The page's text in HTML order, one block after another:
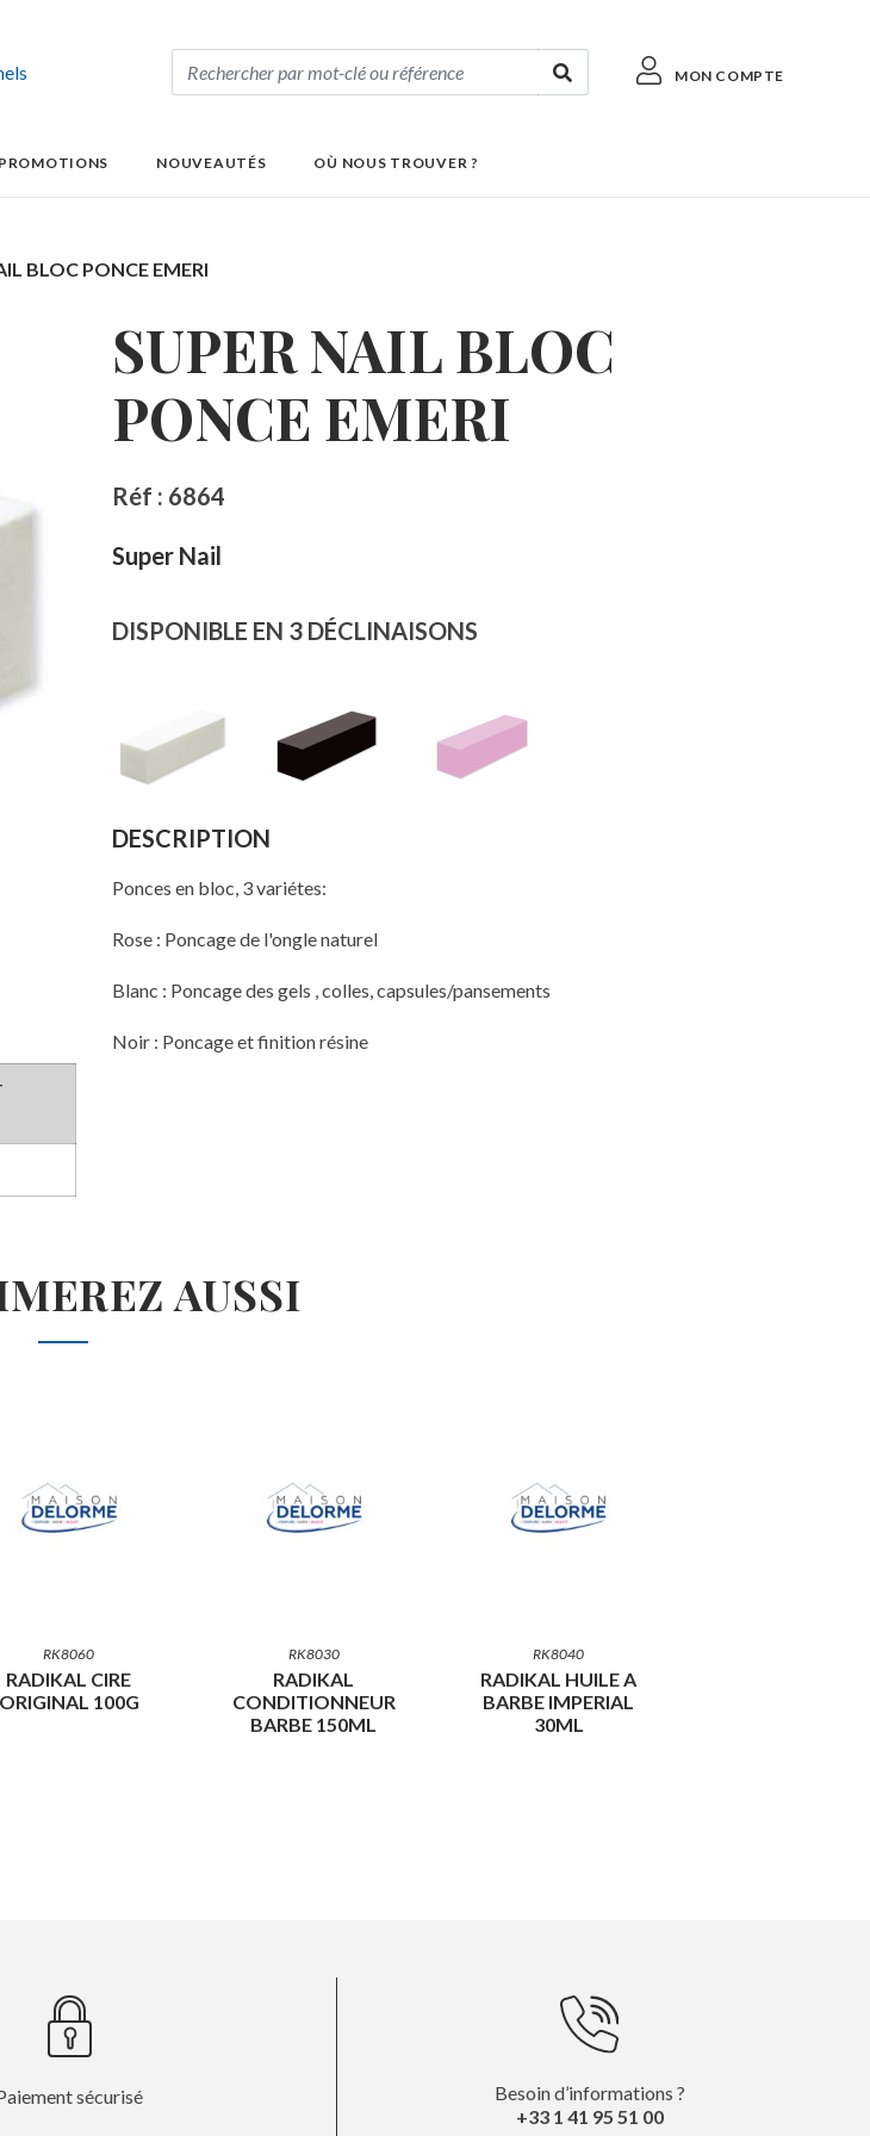
MON COMPTE
PROMOTIONS NOUVEAUTÉS OÙ NOUS TROUVER ?
BLOC PONCE EMERI
SUPER NAIL BLOC
PONCE EMERI
Réf : 6864
Super Nail
DISPONIBLE EN 3 DÉCLINAISONS
DESCRIPTION
Ponces en bloc, 3 variétes:
Rose : Poncage de l'ongle naturel
Blanc : Poncage des gels , colles, capsules/pansements
Noir : Poncage et finition résine
AUSSI
RK8060
RADIKAL CIRE
ORIGINAL 100G
RK8030
RADIKAL
CONDITIONNEUR
BARBE 150ML
RK8040
RADIKAL HUILE A
BARBE IMPERIAL
30ML
sécurisé
Besoin d’informations ?
+33 1 41 95 51 00